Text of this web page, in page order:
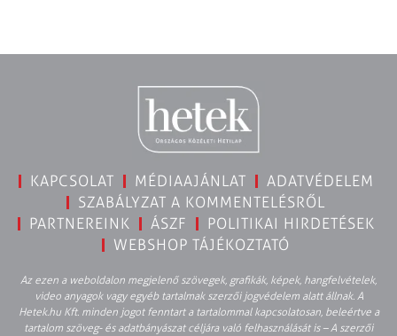
KAPCSOLAT MÉDIAAJÁNLAT
ADATVÉDELEM
SZABÁLYZAT A KOMMENTELÉSRŐL
PARTNEREINK
ÁSZF
POLITIKAI HIRDETÉSEK
WEBSHOP TÁJÉKOZTATÓ
Az ezen a weboldalon megjelenő szövegek, grafikák, képek, hangfelvételek,
video anyagok vagy egyéb tartalmak szerzői jogvédelem alatt állnak. A
Hetek.hu Kft. minden jogot fenntart a tartalommal kapcsolatosan, beleértve a
tartalom szöveg- és adatbányászat céljára való felhasználását is – A szerzői